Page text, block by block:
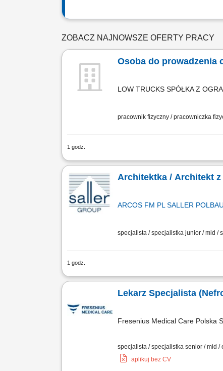
ZOBACZ NAJNOWSZE OFERTY PRACY
Osoba do prowadzenia
LOW TRUCKS SPÓŁKA Z
pracownik fizyczny / pracowniczka
1 godz.
Realizacja dalekobieżnych
Architektka / Architekt
ARCOS FM PL SALLER
specjalista / specjalistka junior / mid /
1 godz.
Zakres obowiązków: Projektowanie
Lekarz Specjalista
Fresenius Medical Care Polska
specjalista / specjalistka senior / mid /
aplikuj bez CV